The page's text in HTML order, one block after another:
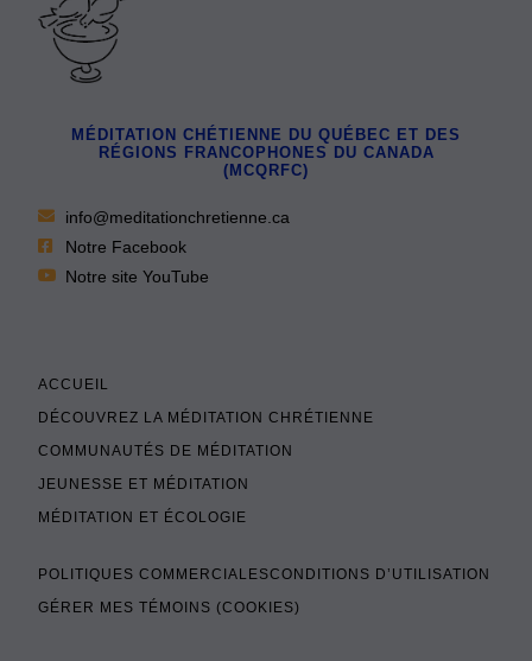
MÉDITATION CHÉTIENNE DU QUÉBEC ET DES
RÉGIONS FRANCOPHONES DU CANADA
(MCQRFC)
info@meditationchretienne.ca
Notre Facebook
Notre site YouTube
ACCUEIL
DÉCOUVREZ LA MÉDITATION CHRÉTIENNE
COMMUNAUTÉS DE MÉDITATION
JEUNESSE ET MÉDITATION
MÉDITATION ET ÉCOLOGIE
POLITIQUES COMMERCIALESCONDITIONS D’UTILISATION
GÉRER MES TÉMOINS (COOKIES)